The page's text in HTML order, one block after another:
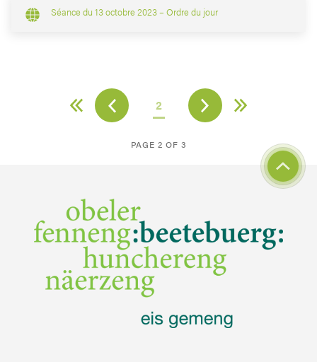
Séance du 13 octobre 2023 – Ordre du jour
2
PAGE 2 OF 3